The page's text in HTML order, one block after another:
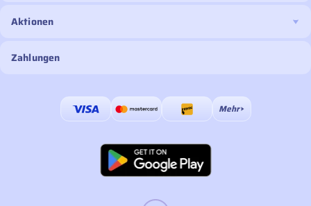
Aktionen
Zahlungen
Zahlungen
Mehr